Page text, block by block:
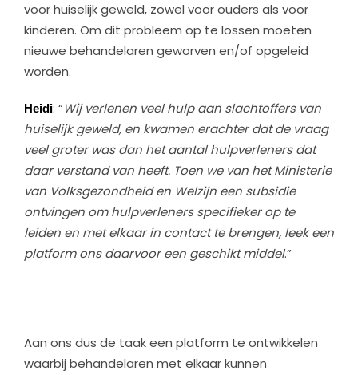
voor huiselijk geweld, zowel voor ouders als voor
kinderen. Om dit probleem op te lossen moeten
nieuwe behandelaren geworven en/of opgeleid
worden.
Heidi: “Wij verlenen veel hulp aan slachtoffers van
huiselijk geweld, en kwamen erachter dat de vraag
veel groter was dan het aantal hulpverleners dat
daar verstand van heeft. Toen we van het Ministerie
van Volksgezondheid en Welzijn een subsidie
ontvingen om hulpverleners specifieker op te
leiden en met elkaar in contact te brengen, leek een
platform ons daarvoor een geschikt middel.”
Aan ons dus de taak een platform te ontwikkelen
waarbij behandelaren met elkaar kunnen